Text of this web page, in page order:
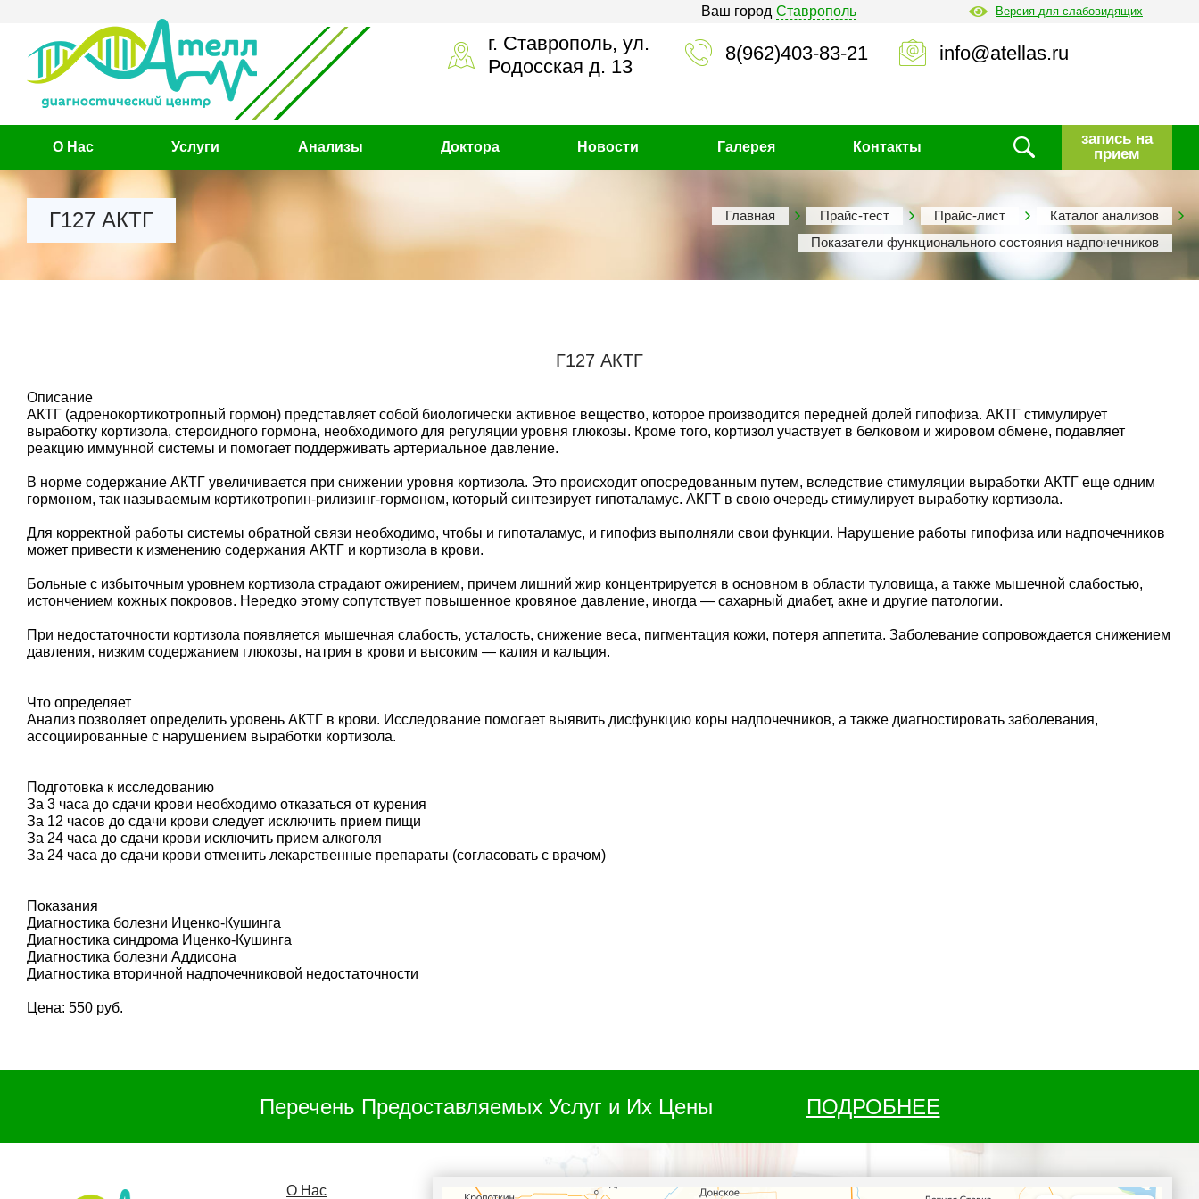
Ваш город Ставрополь Версия для слабовидящих
г. Ставрополь, ул.
Родосская д. 13
8(962)403-83-21 info@atellas.ru
О Нас Услуги Анализы Доктора Новости Галерея Контакты
запись на
прием
Г127 АКТГ Главная Прайс-тест Прайс-лист
Каталог анализов
Показатели функционального состояния надпочечников
Г127 АКТГ
Описание
АКТГ (адренокортикотропный гормон) представляет собой биологически активное вещество, которое производится передней долей гипофиза. АКТГ стимулирует
выработку кортизола, стероидного гормона, необходимого для регуляции уровня глюкозы. Кроме того, кортизол участвует в белковом и жировом обмене, подавляет
реакцию иммунной системы и помогает поддерживать артериальное давление.
В норме содержание АКТГ увеличивается при снижении уровня кортизола. Это происходит опосредованным путем, вследствие стимуляции выработки АКТГ еще одним
гормоном, так называемым кортикотропин-рилизинг-гормоном, который синтезирует гипоталамус. АКГТ в свою очередь стимулирует выработку кортизола.
Для корректной работы системы обратной связи необходимо, чтобы и гипоталамус, и гипофиз выполняли свои функции. Нарушение работы гипофиза или надпочечников
может привести к изменению содержания АКТГ и кортизола в крови.
Больные с избыточным уровнем кортизола страдают ожирением, причем лишний жир концентрируется в основном в области туловища, а также мышечной слабостью,
истончением кожных покровов. Нередко этому сопутствует повышенное кровяное давление, иногда — сахарный диабет, акне и другие патологии.
При недостаточности кортизола появляется мышечная слабость, усталость, снижение веса, пигментация кожи, потеря аппетита. Заболевание сопровождается снижением
давления, низким содержанием глюкозы, натрия в крови и высоким — калия и кальция.
Что определяет
Анализ позволяет определить уровень АКТГ в крови. Исследование помогает выявить дисфункцию коры надпочечников, а также диагностировать заболевания,
ассоциированные с нарушением выработки кортизола.
Подготовка к исследованию
За 3 часа до сдачи крови необходимо отказаться от курения
За 12 часов до сдачи крови следует исключить прием пищи
За 24 часа до сдачи крови исключить прием алкоголя
За 24 часа до сдачи крови отменить лекарственные препараты (согласовать с врачом)
Показания
Диагностика болезни Иценко-Кушинга
Диагностика синдрома Иценко-Кушинга
Диагностика болезни Аддисона
Диагностика вторичной надпочечниковой недостаточности
Цена: 550 руб.
Перечень Предоставляемых Услуг и Их Цены ПОДРОБНЕЕ
О Нас